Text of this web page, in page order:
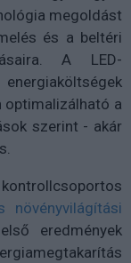
megoldást
és a beltéri
A LED-
optimalizálható a
szerint - akár
növényvilágítási
eredmények